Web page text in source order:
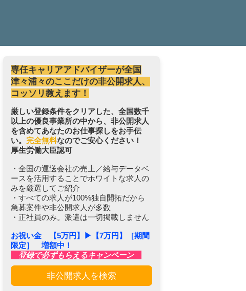
専任キャリアアドバイザーが全国
津々浦々のここだけの非公開求人、
コッソリ教えます！
厳しい登録条件をクリアした、全国数千
以上の優良事業所の中から、非公開求人
を含めてあなたのお仕事探しをお手伝
い。 完全無料なのでご安心ください！
厚生労働大臣認可
・全国の運送会社の売上／給与データベ
ースを活用することでホワイトな求人の
みを厳選してご紹介
・すべての求人が100%独自開拓だから
急募案件や非公開求人が多数
・正社員のみ。派遣は一切掲載しません
お祝い金 【5万円】▶︎【7万円】［期間
限定］ 増額中！
登録で必ずもらえるキャンペーン
非公開求人を検索